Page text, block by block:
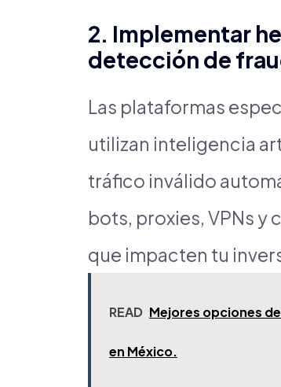
2. Implementar
detección de
Las plataformas
utilizan inteligencia
tráfico inválido
bots, proxies, VPNs
que impacten tu
READ Mejores opciones
en México.